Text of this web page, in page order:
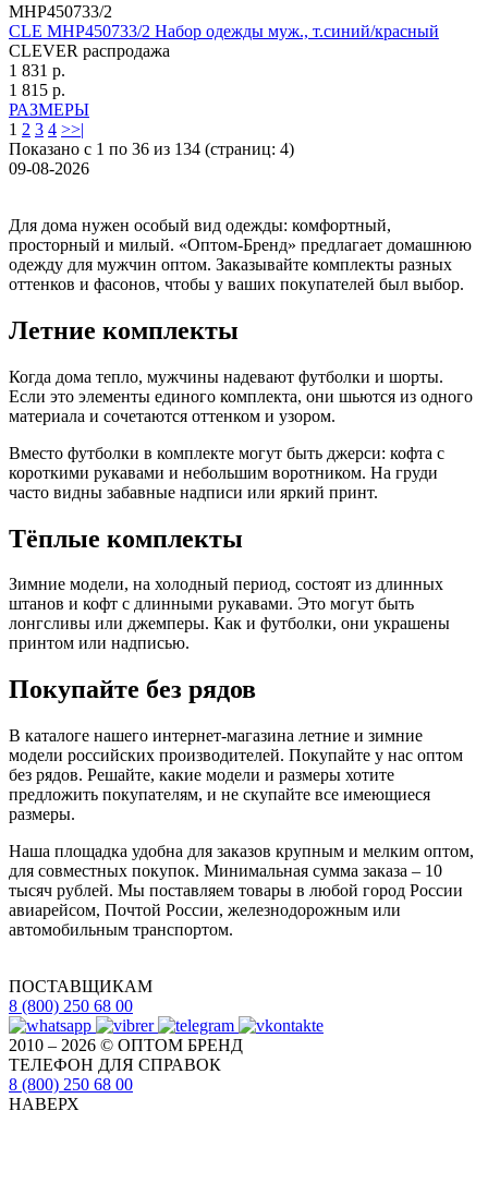
MHP450733/2
CLE MHP450733/2 Набор одежды муж., т.синий/красный
CLEVER распродажа
1 831 р.
1 815 р.
РАЗМЕРЫ
1 2 3 4 >>|
Показано с 1 по 36 из 134 (страниц: 4)
09-08-2026
Для дома нужен особый вид одежды: комфортный,
просторный и милый. «Оптом-Бренд» предлагает домашнюю
одежду для мужчин оптом. Заказывайте комплекты разных
оттенков и фасонов, чтобы у ваших покупателей был выбор.
Летние комплекты
Когда дома тепло, мужчины надевают футболки и шорты.
Если это элементы единого комплекта, они шьются из одного
материала и сочетаются оттенком и узором.
Вместо футболки в комплекте могут быть джерси: кофта с
короткими рукавами и небольшим воротником. На груди
часто видны забавные надписи или яркий принт.
Тёплые комплекты
Зимние модели, на холодный период, состоят из длинных
штанов и кофт с длинными рукавами. Это могут быть
лонгсливы или джемперы. Как и футболки, они украшены
принтом или надписью.
Покупайте без рядов
В каталоге нашего интернет-магазина летние и зимние
модели российских производителей. Покупайте у нас оптом
без рядов. Решайте, какие модели и размеры хотите
предложить покупателям, и не скупайте все имеющиеся
размеры.
Наша площадка удобна для заказов крупным и мелким оптом,
для совместных покупок. Минимальная сумма заказа – 10
тысяч рублей. Мы поставляем товары в любой город России
авиарейсом, Почтой России, железнодорожным или
автомобильным транспортом.
ПОСТАВЩИКАМ
8 (800) 250 68 00
2010 – 2026 © ОПТОМ БРЕНД
ТЕЛЕФОН ДЛЯ СПРАВОК
8 (800) 250 68 00
НАВЕРХ